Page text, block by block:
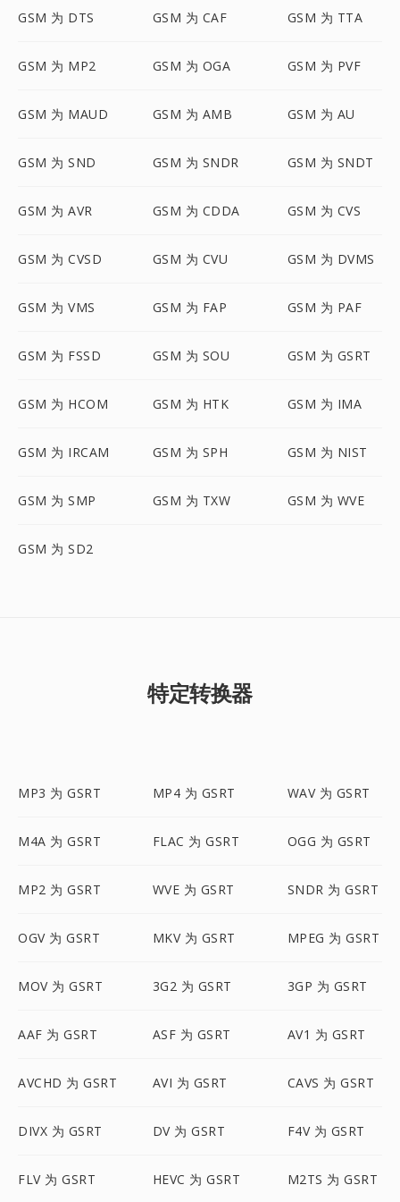
GSM 为 DTS GSM 为 CAF GSM 为 TTA
GSM 为 MP2 GSM 为 OGA GSM 为 PVF
GSM 为 MAUD GSM 为 AMB GSM 为 AU
GSM 为 SND GSM 为 SNDR GSM 为 SNDT
GSM 为 AVR GSM 为 CDDA GSM 为 CVS
GSM 为 CVSD GSM 为 CVU GSM 为 DVMS
GSM 为 VMS GSM 为 FAP GSM 为 PAF
GSM 为 FSSD GSM 为 SOU GSM 为 GSRT
GSM 为 HCOM GSM 为 HTK GSM 为 IMA
GSM 为 IRCAM GSM 为 SPH GSM 为 NIST
GSM 为 SMP GSM 为 TXW GSM 为 WVE
GSM 为 SD2
特定转换器
MP3 为 GSRT MP4 为 GSRT WAV 为 GSRT
M4A 为 GSRT FLAC 为 GSRT OGG 为 GSRT
MP2 为 GSRT WVE 为 GSRT SNDR 为 GSRT
OGV 为 GSRT MKV 为 GSRT MPEG 为 GSRT
MOV 为 GSRT 3G2 为 GSRT 3GP 为 GSRT
AAF 为 GSRT ASF 为 GSRT AV1 为 GSRT
AVCHD 为 GSRT AVI 为 GSRT CAVS 为 GSRT
DIVX 为 GSRT DV 为 GSRT F4V 为 GSRT
FLV 为 GSRT HEVC 为 GSRT M2TS 为 GSRT